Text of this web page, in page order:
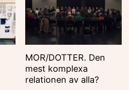
MOR/DOTTER. Den
mest komplexa
relationen av alla?